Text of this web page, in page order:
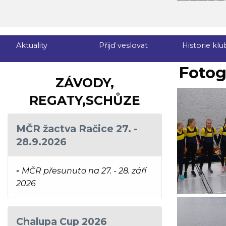
Aktuality Přijď veslovat Historie
ZÁVODY,
REGATY,SCHŮZE
MČR žactva Račice 27. -
28.9.2026
- MČR přesunuto na 27. - 28. září
2026
Chalupa Cup 2026